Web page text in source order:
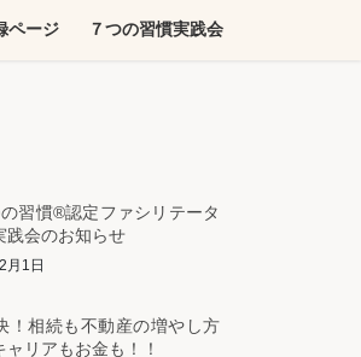
ページ ７つの習慣実践会
習慣®︎認定ファシリテータ
践会のお知らせ
月1日
！相続も不動産の増やし方
ャリアもお金も！！